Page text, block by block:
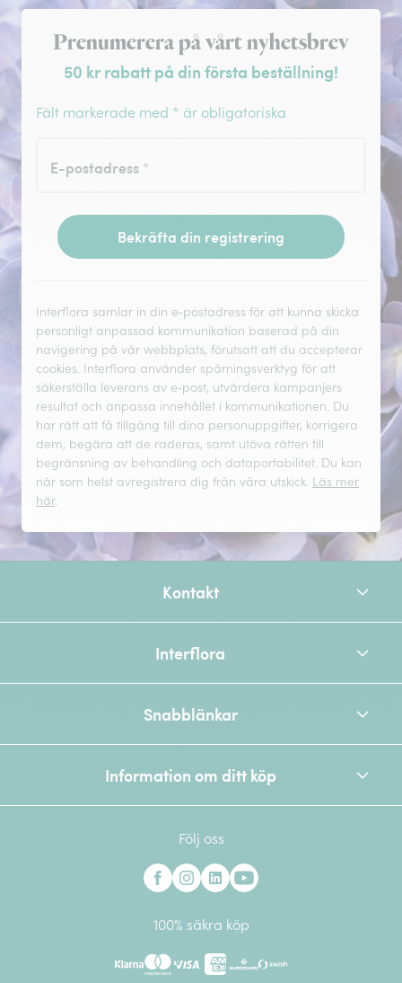
Registrera dig för nyhetsbrev
Prenumerera på vårt nyhetsbrev
50 kr rabatt på din första beställning!
Fält markerade med * är obligatoriska
E-postadress *
Bekräfta din registrering
Interflora samlar in din e‑postadress för att kunna skicka
personligt anpassad kommunikation baserad på din
navigering på vår webbplats, förutsatt att du accepterar
cookies. Interflora använder spårningsverktyg för att
säkerställa leverans av e‑post, utvärdera kampanjers
resultat och anpassa innehållet i kommunikationen. Du
har rätt att få tillgång till dina personuppgifter, korrigera
dem, begära att de raderas, samt utöva rätten till
begränsning av behandling och dataportabilitet. Du kan
när som helst avregistrera dig från våra utskick. Läs mer
här.
Kontakt
Interflora
Snabblänkar
Information om ditt köp
Följ oss
100% säkra köp
KlarnaMastercardAmerican Express
EurocardSwish